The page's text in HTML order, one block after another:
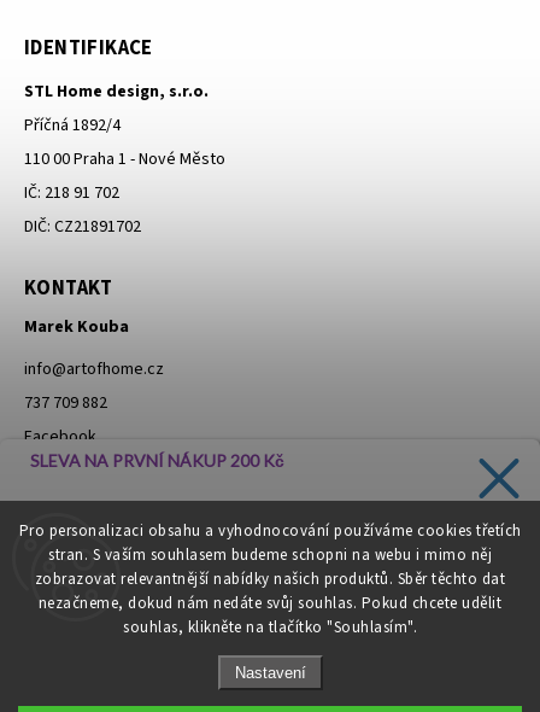
Pro personalizaci obsahu a vyhodnocování používáme cookies třetích
stran. S vaším souhlasem budeme schopni na webu i mimo něj
zobrazovat relevantnější nabídky našich produktů. Sběr těchto dat
nezačneme, dokud nám nedáte svůj souhlas. Pokud chcete udělit
souhlas, klikněte na tlačítko "Souhlasím".
Nastavení
IDENTIFIKACE
STL Home design, s.r.o.
Příčná 1892/4
110 00 Praha 1 - Nové Město
IČ: 218 91 702
DIČ: CZ21891702
KONTAKT
Marek Kouba
info@artofhome.cz
737 709 882
Facebook
Instagram
Moje objednávka - odstoupení od smlouvy
SLEVA NA PRVNÍ NÁKUP 200 Kč
slevách přímo do vaší schránky!
Zásady zpracování osobních údajů